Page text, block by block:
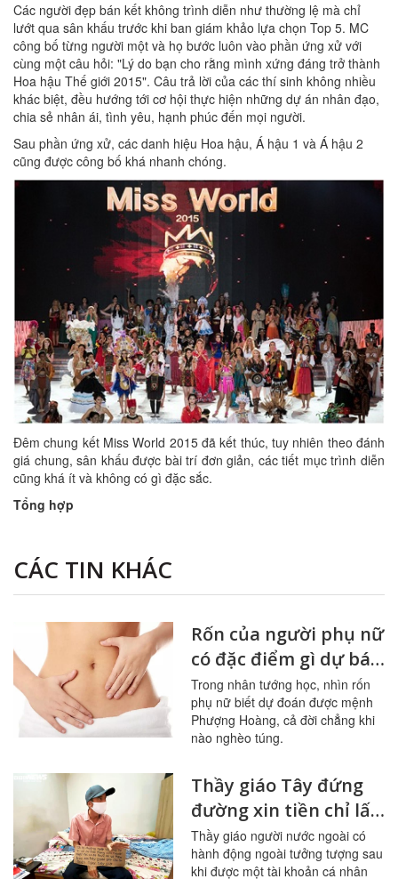
Các người đẹp bán kết không trình diễn như thường lệ mà chỉ
lướt qua sân khấu trước khi ban giám khảo lựa chọn Top 5. MC
công bố từng người một và họ bước luôn vào phần ứng xử với
cùng một câu hỏi: "Lý do bạn cho rằng mình xứng đáng trở thành
Hoa hậu Thế giới 2015". Câu trả lời của các thí sinh không nhiều
khác biệt, đều hướng tới cơ hội thực hiện những dự án nhân đạo,
chia sẻ nhân ái, tình yêu, hạnh phúc đến mọi người.
Sau phần ứng xử, các danh hiệu Hoa hậu, Á hậu 1 và Á hậu 2
cũng được công bố khá nhanh chóng.
Đêm chung kết Miss World 2015 đã kết thúc, tuy nhiên theo đánh
giá chung, sân khấu được bài trí đơn giản, các tiết mục trình diễn
cũng khá ít và không có gì đặc sắc.
Tổng hợp
CÁC TIN KHÁC
Rốn của người phụ nữ
có đặc điểm gì dự báo
vận mệnh cực tốt
Trong nhân tướng học, nhìn rốn
phụ nữ biết dự đoán được mệnh
Phượng Hoàng, cả đời chẳng khi
nào nghèo túng.
Thầy giáo Tây đứng
đường xin tiền chỉ lấy
đủ tiền trọ, trả nợ cũ,
quyên lại 36,3 triệu
Thầy giáo người nước ngoài có
hành động ngoài tưởng tượng sau
khi được một tài khoản cá nhân